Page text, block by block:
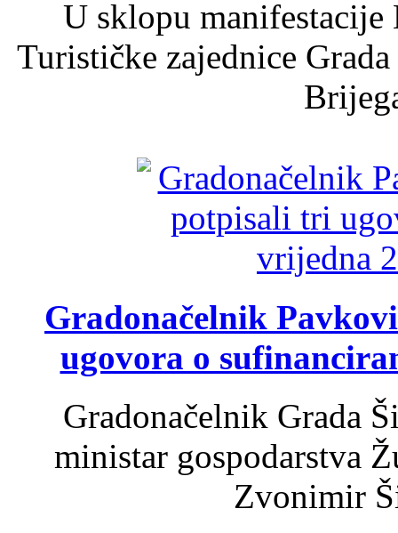
U sklopu
Turističke zajednice
Gradonačelnik
ugovora o
Gradonačelnik Grada
ministar gospodarstva
Zvonimir